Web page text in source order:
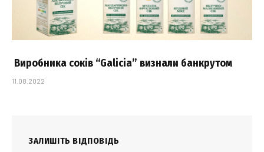
Виробника соків “Galicia” визнали банкрутом
11.08.2022
ЗАЛИШІТЬ ВІДПОВІДЬ